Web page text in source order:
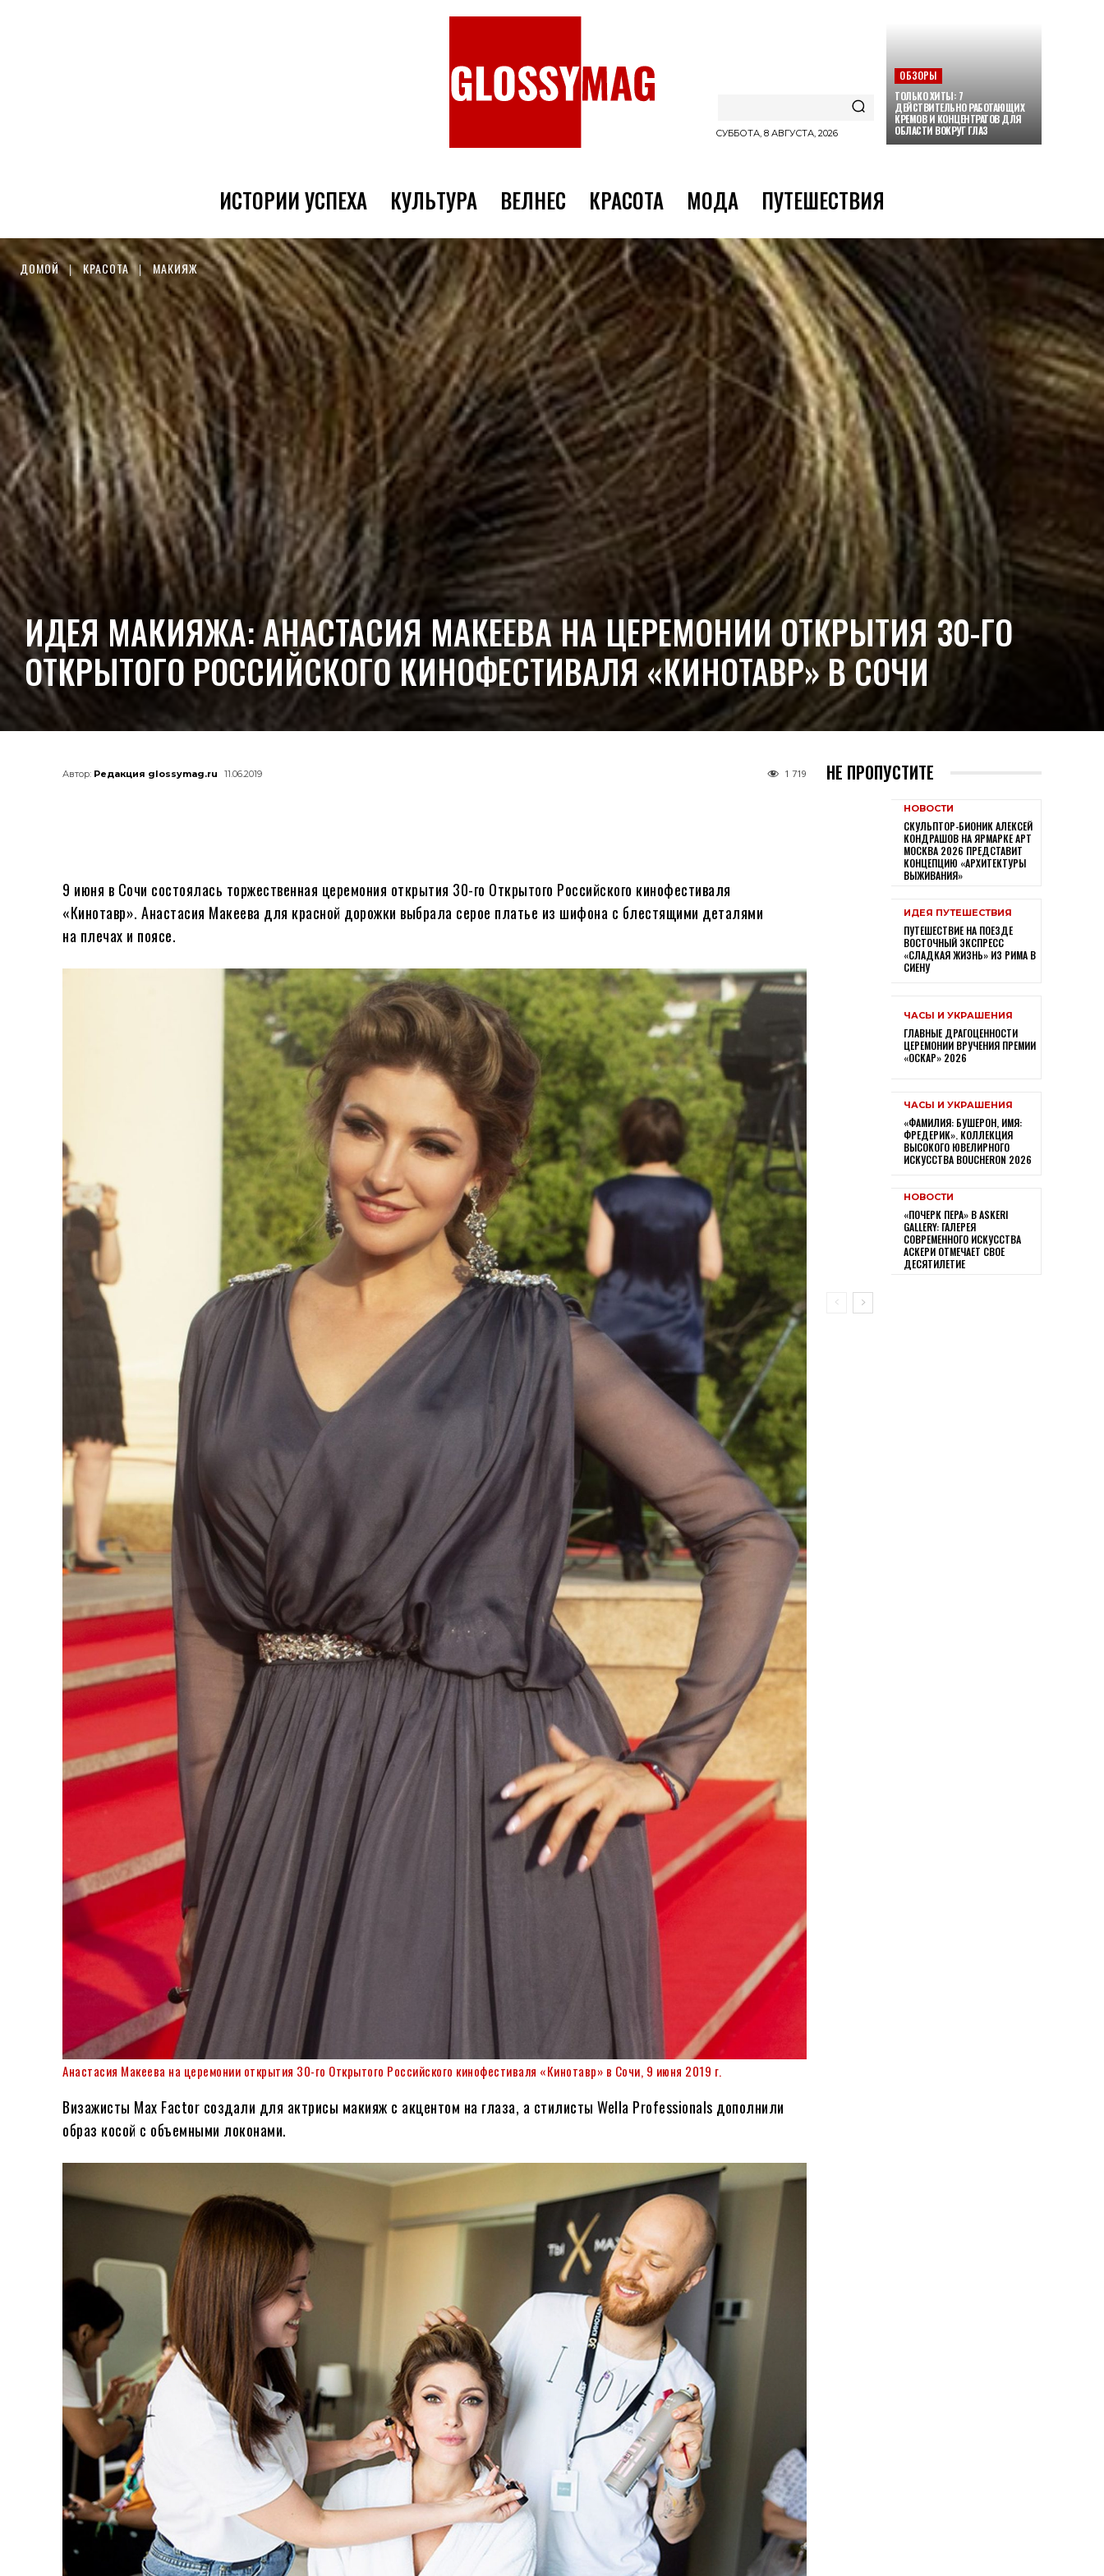
СУББОТА, 8 АВГУСТА, 2026
ОБЗОРЫ
ТОЛЬКО ХИТЫ: 7
ДЕЙСТВИТЕЛЬНО РАБОТАЮЩИХ
КРЕМОВ И КОНЦЕНТРАТОВ ДЛЯ
ОБЛАСТИ ВОКРУГ ГЛАЗ
ИСТОРИИ УСПЕХА КУЛЬТУРА ВЕЛНЕС КРАСОТА МОДА ПУТЕШЕСТВИЯ
ДОМОЙ КРАСОТА МАКИЯЖ
ИДЕЯ МАКИЯЖА: АНАСТАСИЯ МАКЕЕВА НА ЦЕРЕМОНИИ ОТКРЫТИЯ 30-ГО
ОТКРЫТОГО РОССИЙСКОГО КИНОФЕСТИВАЛЯ «КИНОТАВР» В СОЧИ
Автор: Редакция glossymag.ru 11.06.2019 1 719
9 июня в Сочи состоялась торжественная церемония открытия 30-го Открытого Российского кинофестиваля
«Кинотавр». Анастасия Макеева для красной дорожки выбрала серое платье из шифона с блестящими деталями
на плечах и поясе.
Анастасия Макеева на церемонии открытия 30-го Открытого Российского кинофестиваля «Кинотавр» в Сочи, 9 июня 2019 г.
Визажисты Max Factor создали для актрисы макияж с акцентом на глаза, а стилисты Wella Professionals дополнили
образ косой с объемными локонами.
НЕ ПРОПУСТИТЕ
НОВОСТИ
СКУЛЬПТОР-БИОНИК АЛЕКСЕЙ
КОНДРАШОВ НА ЯРМАРКЕ АРТ
МОСКВА 2026 ПРЕДСТАВИТ
КОНЦЕПЦИЮ «АРХИТЕКТУРЫ
ВЫЖИВАНИЯ»
ИДЕЯ ПУТЕШЕСТВИЯ
ПУТЕШЕСТВИЕ НА ПОЕЗДЕ
ВОСТОЧНЫЙ ЭКСПРЕСС
«СЛАДКАЯ ЖИЗНЬ» ИЗ РИМА В
СИЕНУ
ЧАСЫ И УКРАШЕНИЯ
ГЛАВНЫЕ ДРАГОЦЕННОСТИ
ЦЕРЕМОНИИ ВРУЧЕНИЯ ПРЕМИИ
«ОСКАР» 2026
ЧАСЫ И УКРАШЕНИЯ
«ФАМИЛИЯ: БУШЕРОН, ИМЯ:
ФРЕДЕРИК». КОЛЛЕКЦИЯ
ВЫСОКОГО ЮВЕЛИРНОГО
ИСКУССТВА BOUCHERON 2026
НОВОСТИ
«ПОЧЕРК ПЕРА» В ASKERI
GALLERY: ГАЛЕРЕЯ
СОВРЕМЕННОГО ИСКУССТВА
АСКЕРИ ОТМЕЧАЕТ СВОЕ
ДЕСЯТИЛЕТИЕ